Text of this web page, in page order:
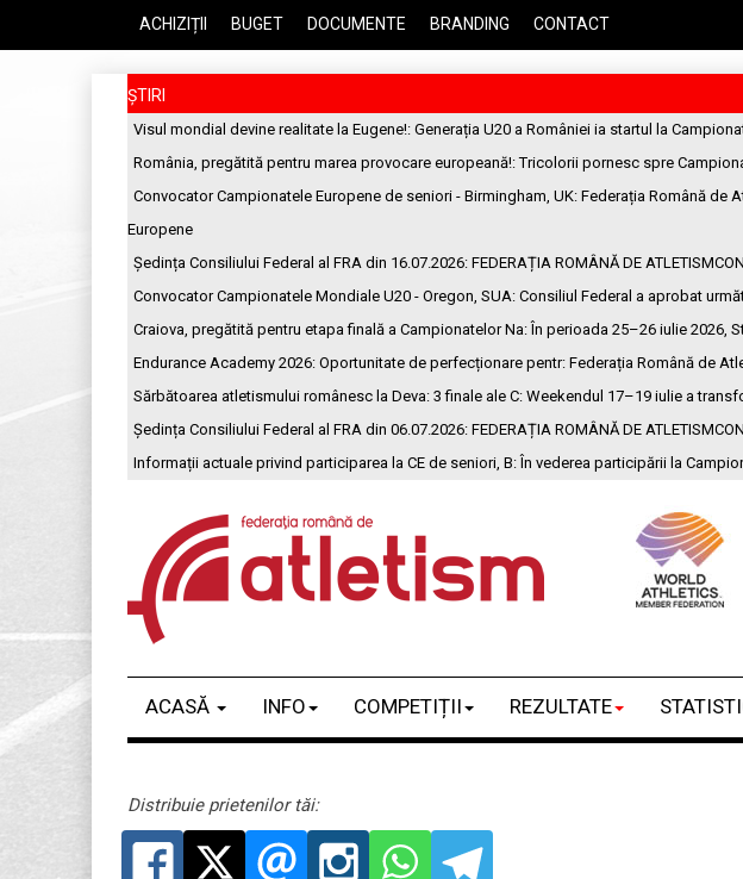
ACHIZIȚII BUGET DOCUMENTE BRANDING CONTACT
ȘTIRI
Visul mondial devine realitate la Eugene!: Generația U20 a României ia startul la
România, pregătită pentru marea provocare europeană!: Tricolorii pornesc spre
Convocator Campionatele Europene de seniori - Birmingham, UK: Federația Română de
Europene
Ședința Consiliului Federal al FRA din 16.07.2026: FEDERAȚIA ROMÂNĂ DE
Convocator Campionatele Mondiale U20 - Oregon, SUA: Consiliul Federal a aprobat
Craiova, pregătită pentru etapa finală a Campionatelor Na: În perioada 25–26 iulie 2026,
Endurance Academy 2026: Oportunitate de perfecționare pentr: Federația Română de
Sărbătoarea atletismului românesc la Deva: 3 finale ale C: Weekendul 17–19 iulie a
Ședința Consiliului Federal al FRA din 06.07.2026: FEDERAȚIA ROMÂNĂ DE
Informații actuale privind participarea la CE de seniori, B: În vederea participării la
ACASĂ INFO COMPETIȚII REZULTATE
Distribuie prietenilor tăi: